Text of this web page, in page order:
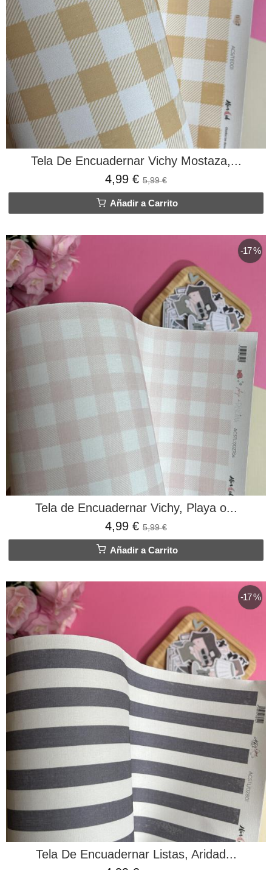
Tela De Encuadernar Vichy Mostaza,...
4,99 € 5,99 €
Añadir a Carrito
-17 %
Tela de Encuadernar Vichy, Playa o...
4,99 € 5,99 €
Añadir a Carrito
-17 %
Tela De Encuadernar Listas, Aridad...